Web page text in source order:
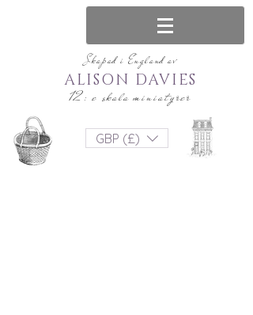
Skapad i England av
12: e skala miniatyrer
ALISON DAVIES
GBP (£)